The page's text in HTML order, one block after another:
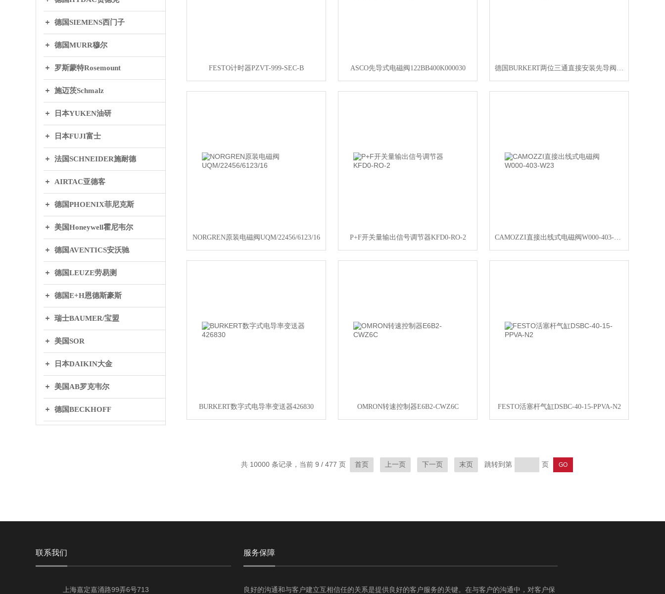
德国SIEMENS西门子
德国MURR穆尔
罗斯蒙特Rosemount
施迈茨Schmalz
日本YUKEN油研
日本FUJI富士
法国SCHNEIDER施耐德
AIRTAC亚德客
德国PHOENIX菲尼克斯
美国Honeywell霍尼韦尔
德国AVENTICS安沃驰
德国LEUZE劳易测
德国E+H恩德斯豪斯
瑞士BAUMER/宝盟
美国SOR
日本DAIKIN大金
美国AB罗克韦尔
德国BECKHOFF
FESTO计时器PZVT-999-SEC-B ASCO先导式电磁阀122BB400K000030 德国BURKERT两位三通直接安装先导阀552299
NORGREN原装电磁阀UQM/22456/6123/16 P+F开关量输出信号调节器KFD0-RO-2 CAMOZZI直接出线式电磁阀W000-403-W23
BURKERT数字式电导率变送器426830 OMRON转速控制器E6B2-CWZ6C FESTO活塞杆气缸DSBC-40-15-PPVA-N2
共 10000 条记录，当前 9 / 477 页 首页 上一页 下一页 末页 跳转到第 页
联系我们
上海嘉定嘉涌路99弄6号713
服务保障
良好的沟通和与客户建立互相信任的关系是提供良好的客户服务的关键。在与客户的沟通中，对客户保